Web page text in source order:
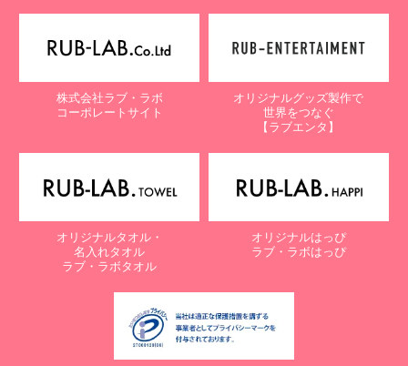
株式会社ラブ・ラボ
コーポレートサイト
オリジナルグッズ製作で
世界をつなぐ
【ラブエンタ】
オリジナルタオル・
名入れタオル
ラブ・ラボタオル
オリジナルはっぴ
ラブ・ラボはっぴ